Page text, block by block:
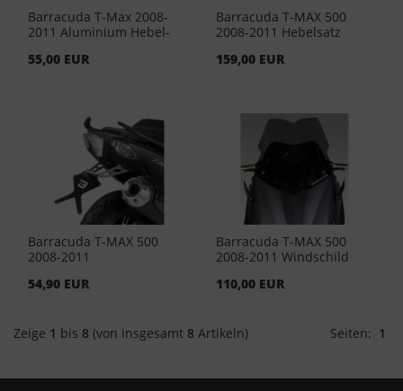
Barracuda T-Max 2008-
2011 Aluminium Hebel-
55,00 EUR
Barracuda T-MAX 500
2008-2011 Hebelsatz
159,00 EUR
Barracuda T-MAX 500
2008-2011
54,90 EUR
Barracuda T-MAX 500
2008-2011 Windschild
110,00 EUR
Zeige 1 bis 8 (von insgesamt 8 Artikeln) Seiten: 1